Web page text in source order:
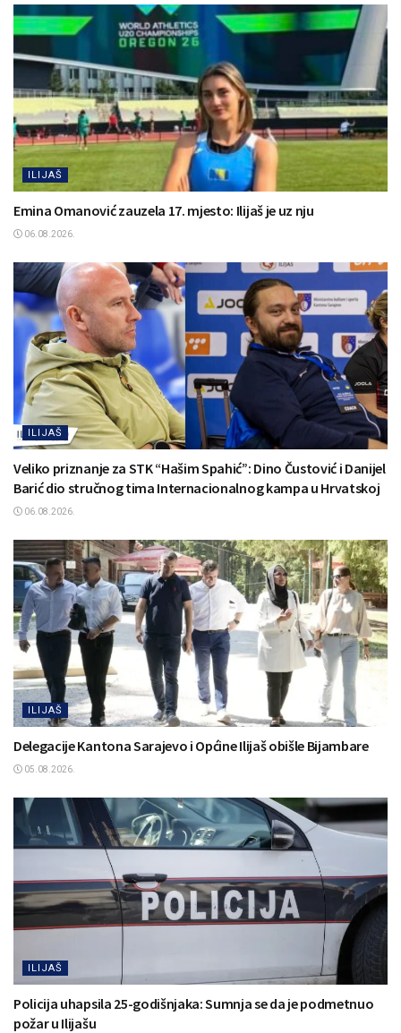
ILIJAŠ
Emina Omanović zauzela 17. mjesto: Ilijaš je uz nju
06.08.2026.
ILIJAŠ
Veliko priznanje za STK “Hašim Spahić”: Dino Čustović i Danijel
Barić dio stručnog tima Internacionalnog kampa u Hrvatskoj
06.08.2026.
ILIJAŠ
Delegacije Kantona Sarajevo i Općine Ilijaš obišle Bijambare
05.08.2026.
ILIJAŠ
Policija uhapsila 25-godišnjaka: Sumnja se da je podmetnuo
požar u Ilijašu